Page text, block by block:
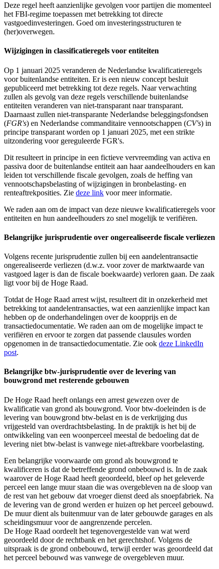
Deze regel heeft aanzienlijke gevolgen voor partijen die momenteel
het FBI-regime toepassen met betrekking tot directe
vastgoedinvesteringen. Goed om investeringsstructuren te
(her)overwegen.
Wijzigingen in classificatieregels voor entiteiten
Op 1 januari 2025 veranderen de Nederlandse kwalificatieregels
voor buitenlandse entiteiten. Er is een nieuw concept besluit
gepubliceerd met betrekking tot deze regels. Naar verwachting
zullen als gevolg van deze regels verschillende buitenlandse
entiteiten veranderen van niet-transparant naar transparant.
Daarnaast zullen niet-transparante Nederlandse beleggingsfondsen
(FGR's) en Nederlandse commanditaire vennootschappen (CV's) in
principe transparant worden op 1 januari 2025, met een strikte
uitzondering voor gereguleerde FGR's.
Dit resulteert in principe in een fictieve vervreemding van activa en
passiva door de buitenlandse entiteit aan haar aandeelhouders en kan
leiden tot verschillende fiscale gevolgen, zoals de heffing van
vennootschapsbelasting of wijzigingen in bronbelasting- en
renteaftrekposities. Zie deze link voor meer informatie.
We raden aan om de impact van deze nieuwe kwalificatieregels voor
entiteiten en hun aandeelhouders zo snel mogelijk te verifiëren.
Belangrijke jurisprudentie over ongerealiseerde fiscale verliezen
Volgens recente jurisprudentie zullen bij een aandelentransactie
ongerealiseerde verliezen (d.w.z. voor zover de marktwaarde van
vastgoed lager is dan de fiscale boekwaarde) verloren gaan. De zaak
ligt voor bij de Hoge Raad.
Totdat de Hoge Raad arrest wijst, resulteert dit in onzekerheid met
betrekking tot aandelentransacties, wat een aanzienlijke impact kan
hebben op de onderhandelingen over de koopprijs en de
transactiedocumentatie. We raden aan om de mogelijke impact te
verifiëren en ervoor te zorgen dat passende clausules worden
opgenomen in de transactiedocumentatie. Zie ook deze LinkedIn
post.
Belangrijke btw-jurisprudentie over de levering van
bouwgrond met resterende gebouwen
De Hoge Raad heeft onlangs een arrest gewezen over de
kwalificatie van grond als bouwgrond. Voor btw-doeleinden is de
levering van bouwgrond btw-belast en is de verkrijging dus
vrijgesteld van overdrachtsbelasting. In de praktijk is het bij de
ontwikkeling van een woonperceel meestal de bedoeling dat de
levering niet btw-belast is vanwege niet-aftrekbare voorbelasting.
Een belangrijke voorwaarde om grond als bouwgrond te
kwalificeren is dat de betreffende grond onbebouwd is. In de zaak
waarover de Hoge Raad heeft geoordeeld, bleef op het geleverde
perceel een lange muur staan die was overgebleven na de sloop van
de rest van het gebouw dat vroeger dienst deed als snoepfabriek. Na
de levering van de grond werden er huizen op het perceel gebouwd.
De muur dient als buitenmuur van de later gebouwde garages en als
scheidingsmuur voor de aangrenzende percelen.
De Hoge Raad oordeelt het tegenovergestelde van wat werd
geoordeeld door de rechtbank en het gerechtshof. Volgens de
uitspraak is de grond onbebouwd, terwijl eerder was geoordeeld dat
het perceel bebouwd was vanwege de overgebleven muur.